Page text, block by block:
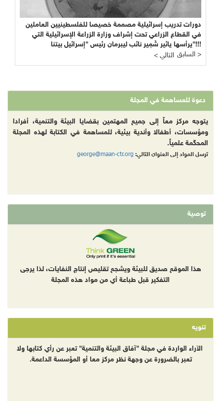
دورات تدريب إسرائيلية مصممة خصيصا للفلسطينيين العاملين
في القطاع الزراعي تحت إشراف وزارة الزراعة الإسرائيلية التي
يرأسها يائير شَمِير نائب ليبرمان رئيس "إسرائيل بيتنا"!!!
< التالي
السابق >
دعوة للمساهمة في المجلة
يتوجه مركز معاً إلى جميع المهتمين بقضايا البيئة والتنمية، أفرادا
ومؤسسات، أطفالا وأندية بيئية، للمساهمة في الكتابة لهذه المجلة
المحكّمة علمياً.
ترسل المواد إلى العنوان التالي: george@maan-ctr.org
توصية
هذا الموقع صديق للبيئة ويشجع تقليص إنتاج النفايات، لذا يرجى
التفكير قبل طباعة أي من مواد هذه المجلة
تنويه
الآراء الواردة في مجلة "آفاق البيئة والتنمية" تعبر عن رأي كتابها ولا
تعبر بالضرورة عن وجهة نظر مركز معا أو المؤسسة الداعمة.